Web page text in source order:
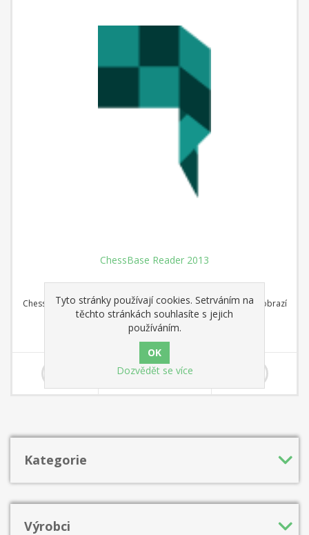
ChessBase Reader 2013
ChessBase Reader 2013 Nový ChessBase Reader pohodlně zobrazí
všechny nainstalované databáze a tréninkové tituly..
0,00 Kč
Kategorie
Výrobci
Tyto stránky používají cookies. Setrváním na
těchto stránkách souhlasíte s jejich
používáním.
Dozvědět se více